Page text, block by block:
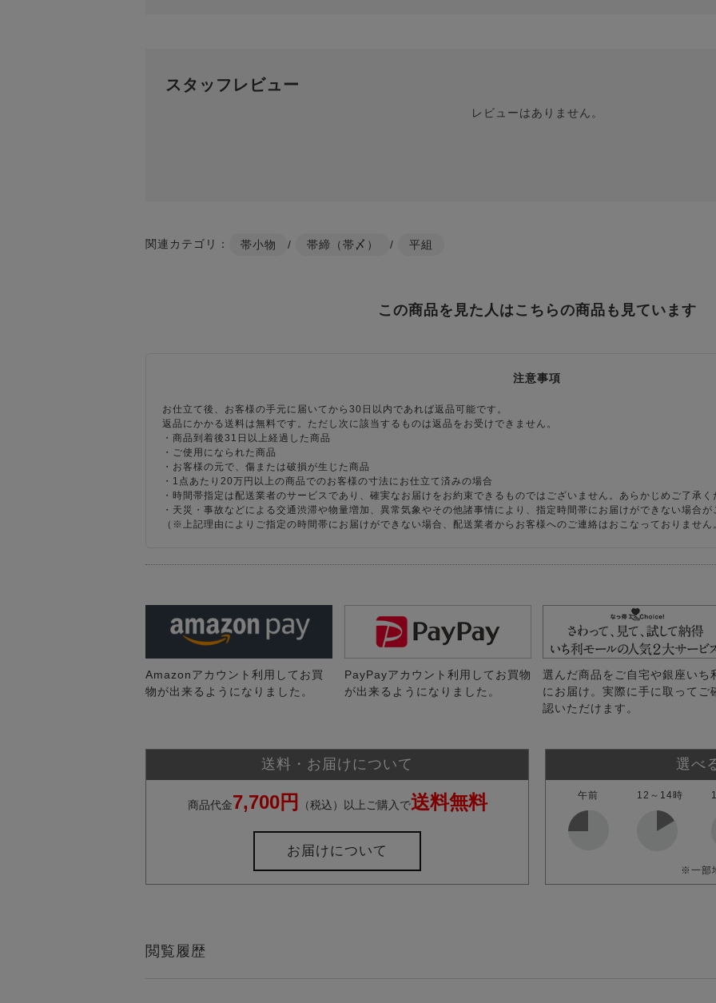
スタッフレビュー
レビューはありません。
関連カテゴリ： 帯小物 / 帯締（帯〆） / 平組
この商品を見た人はこちらの商品も見ています
注意事項
お仕立て後、お客様の手元に届いてから30日以内であれば返品可能です。
返品にかかる送料は無料です。ただし次に該当するものは返品をお受けできません。
・商品到着後31日以上経過した商品
・ご使用になられた商品
・お客様の元で、傷または破損が生じた商品
・1点あたり20万円以上の商品でのお客様の寸法にお仕立て済みの場合
・時間帯指定は配送業者のサービスであり、確実なお届けをお約束できるものではございません。あらかじめご了承く
・天災・事故などによる交通渋滞や物量増加、異常気象やその他諸事情により、指定時間帯にお届けができない場合が
（※上記理由によりご指定の時間帯にお届けができない場合、配送業者からお客様へのご連絡はおこなっておりません
Amazonアカウント利用してお買
物が出来るようになりました。
PayPayアカウント利用してお買物
が出来るようになりました。
選んだ商品をご自宅や銀座いち
にお届け。実際に手に取ってご
認いただけます。
送料・お届けについて
商品代金7,700円 （税込）以上ご購入で送料無料
お届けについて
選べ
午前 12～14時
※一部
閲覧履歴